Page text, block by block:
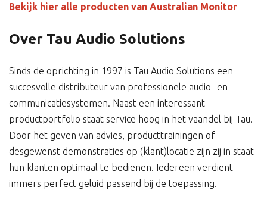
Bekijk hier alle producten van Australian Monitor
Over Tau Audio Solutions
Sinds de oprichting in 1997 is Tau Audio Solutions een
succesvolle distributeur van professionele audio- en
communicatiesystemen. Naast een interessant
productportfolio staat service hoog in het vaandel bij Tau.
Door het geven van advies, producttrainingen of
desgewenst demonstraties op (klant)locatie zijn zij in staat
hun klanten optimaal te bedienen. Iedereen verdient
immers perfect geluid passend bij de toepassing.